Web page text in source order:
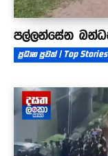
පල්ලන්සේන
ප්‍රධාන පුවත් | Top Stories